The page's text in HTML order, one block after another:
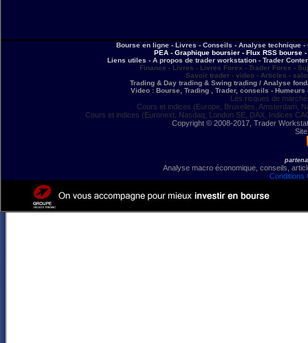
Bourse en ligne - Livres - Conseils - Analyse technique
PEA - Graphique boursier - Flux RSS bourse
Liens utiles - A propos de trader workstation - Trader
Finance - Livres - Livres Forex - Trader Forex -
Savoir trader - video - Articles -
Trading & Day trading & Swing trading / Analyse
Video : Bourse, Trading , Trader, conseils -
Les risques de
Cours et indices (Europe, Bruxelles, Amsterdam,
Cours et indices (Euronext, Nasdaq, London SE, DAX, Indices
Copyright © 2008-2017, Trader
Analyse macro économique, conseils,
Conditions